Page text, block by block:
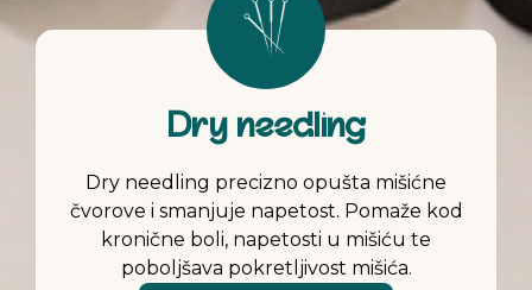
Dry needling
Dry needling precizno opušta mišićne
čvorove i smanjuje napetost. Pomaže kod
kronične boli, napetosti u mišiću te
poboljšava pokretljivost mišića.